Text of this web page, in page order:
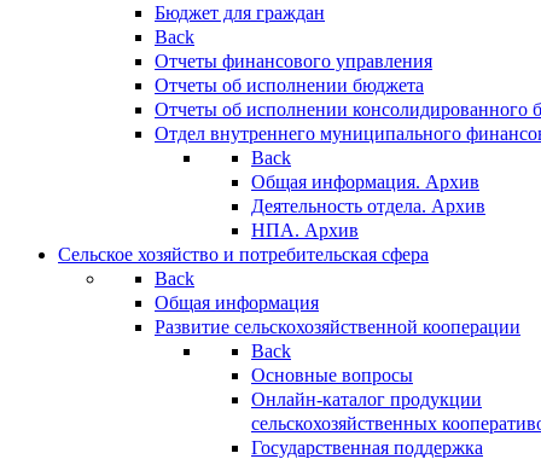
Бюджет для граждан
Back
Отчеты финансового управления
Отчеты об исполнении бюджета
Отчеты об исполнении консолидированного
Отдел внутреннего муниципального
Back
Общая информация. Архив
Деятельность отдела. Архив
НПА. Архив
Сельское хозяйство и потребительская сфера
Back
Общая информация
Развитие сельскохозяйственной кооперации
Back
Основные вопросы
Онлайн-каталог продукции
сельскохозяйственных
Государственная поддержка